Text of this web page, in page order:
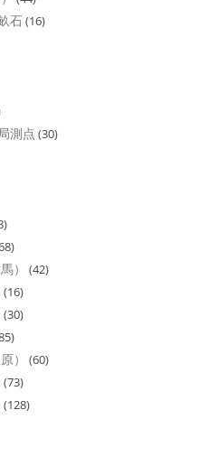
石(16)
測点 (30)
） (42)
(16)
(30)
） (60)
(73)
(128)